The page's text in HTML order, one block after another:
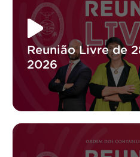
Reunião Livre de
2026